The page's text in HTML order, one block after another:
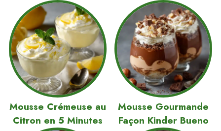
Mousse Crémeuse au
Citron en 5 Minutes
Mousse Gourmande
Façon Kinder Bueno